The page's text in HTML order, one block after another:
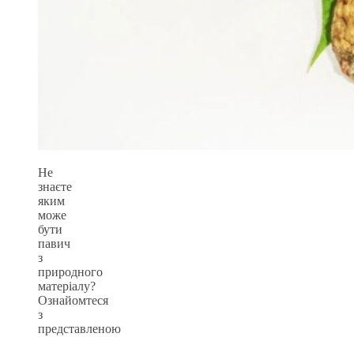
Не
знаєте
яким
може
бути
павич
з
природного
матеріалу?
Ознайомтеся
з
представленою